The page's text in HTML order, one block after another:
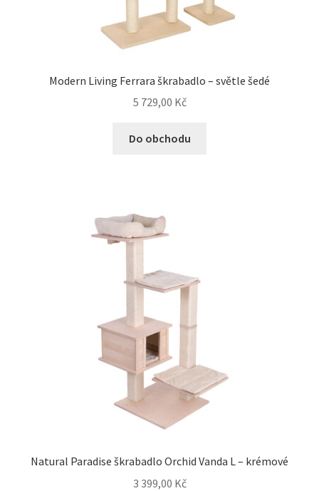
Modern Living Ferrara škrabadlo – světle šedé
5 729,00 Kč
Do obchodu
Natural Paradise škrabadlo Orchid Vanda L – krémové
3 399,00 Kč